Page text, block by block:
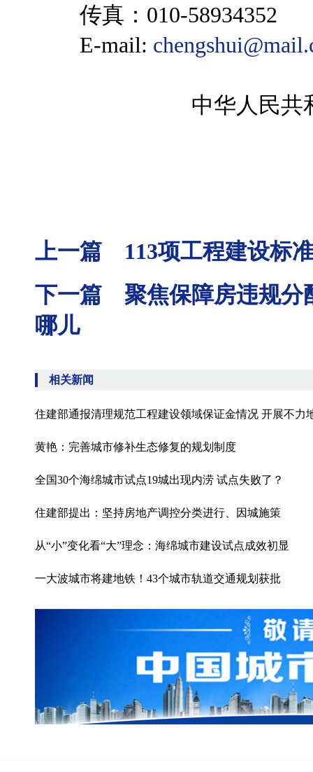
传真：010-58934352
E-mail:
中华人民共
上一篇 113项工程建设标
下一篇 聚焦保障房违规分
哪儿
相关新闻
住建部通报清理规范工程建设领域保证金情况 开展不力
黄艳：完善城市修补生态修复的规划制度
全国30个海绵城市试点19城出现内涝 试点失败了？
住建部提出：坚持房地产调控分类进行、因城施策
从“小”变化看“大”理念：海绵城市建设试点成效初显
一大波城市将建地铁！43个城市轨道交通规划获批